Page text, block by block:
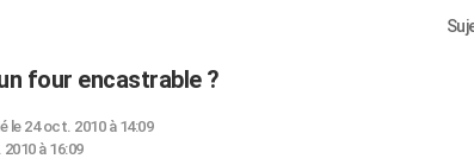
four encastrable ?
le 24 oct. 2010 à 14:09
à 16:09